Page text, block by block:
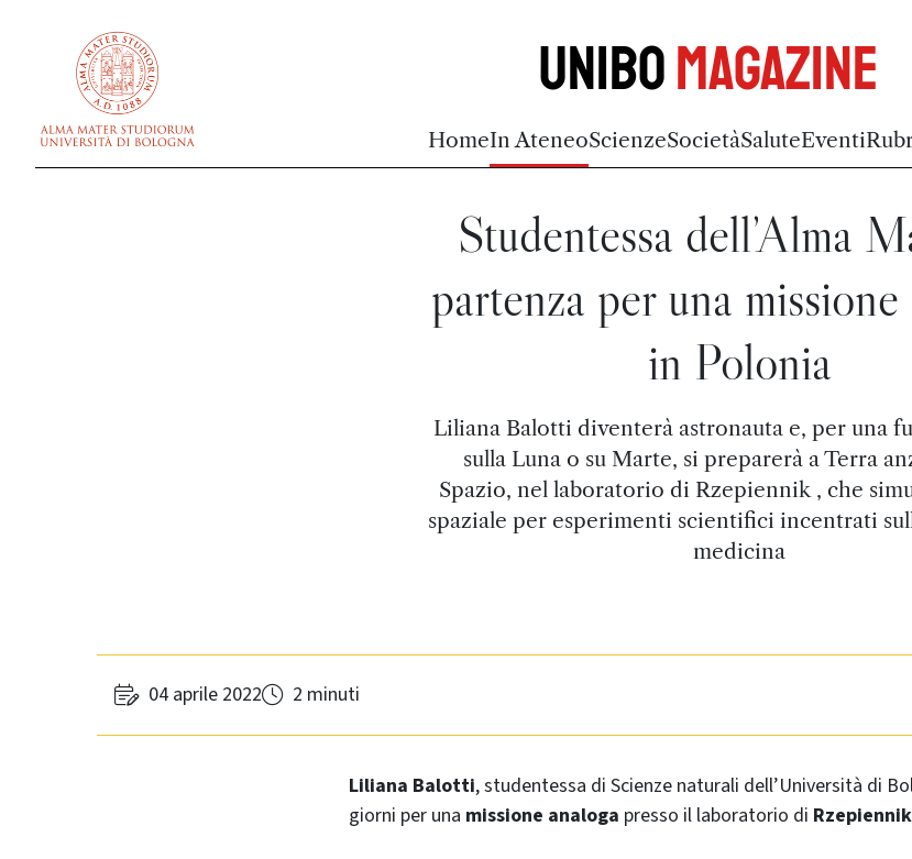
UniboMagazine
HomeIn AteneoScienzeSocietàSaluteEventi
Studentessa dell’Alma
partenza per una missione
in Polonia
Liliana Balotti diventerà astronauta e, per una
sulla Luna o su Marte, si preparerà a Terra
Spazio, nel laboratorio di Rzepiennik , che
spaziale per esperimenti scientifici incentrati
medicina
04 aprile 2022 2 minuti
Liliana Balotti, studentessa di Scienze naturali dell’Università di
giorni per una missione analoga presso il laboratorio di Rzepiennik